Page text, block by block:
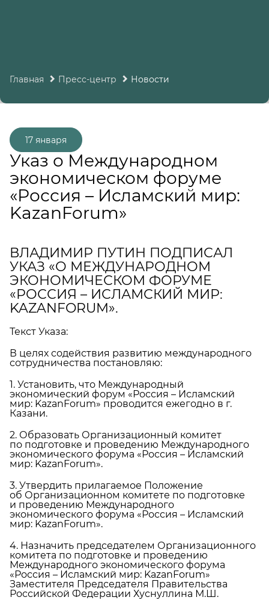
Главная Пресс-центр Новости
Указ о Международном
экономическом форуме
«Россия – Исламский мир:
KazanForum»
17 января
ВЛАДИМИР ПУТИН ПОДПИСАЛ
УКАЗ «О МЕЖДУНАРОДНОМ
ЭКОНОМИЧЕСКОМ ФОРУМЕ
«РОССИЯ – ИСЛАМСКИЙ МИР:
KAZANFORUM».
Текст Указа:
В целях содействия развитию международного
сотрудничества постановляю:
1. Установить, что Международный
экономический форум «Россия – Исламский
мир: KazanForum» проводится ежегодно в г.
Казани.
2. Образовать Организационный комитет
по подготовке и проведению Международного
экономического форума «Россия – Исламский
мир: KazanForum».
3. Утвердить прилагаемое Положение
об Организационном комитете по подготовке
и проведению Международного
экономического форума «Россия – Исламский
мир: KazanForum».
4. Назначить председателем Организационного
комитета по подготовке и проведению
Международного экономического форума
«Россия – Исламский мир: KazanForum»
Заместителя Председателя Правительства
Российской Федерации Хуснуллина М.Ш.